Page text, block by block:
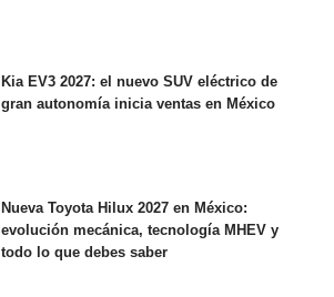
Kia EV3 2027: el nuevo SUV eléctrico de
gran autonomía inicia ventas en México
Nueva Toyota Hilux 2027 en México:
evolución mecánica, tecnología MHEV y
todo lo que debes saber